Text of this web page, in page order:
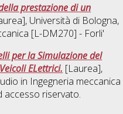
prestazione di un
Università di Bologna,
[L-DM270] - Forli'
per la Simulazione del
ELettrici. [Laurea],
in Ingegneria meccanica
accesso riservato.